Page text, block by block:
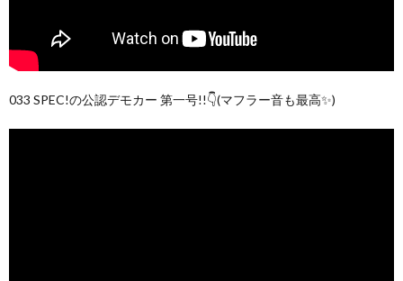
033 SPEC!の公認デモカー 第一号!!👇(マフラー音も最高✨)